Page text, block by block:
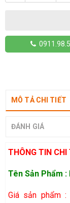
MÔ TẢ CHI TIẾT
ĐÁNH GIÁ
THÔNG TIN
Tên Sản Phẩm
Giá sản phẩm :